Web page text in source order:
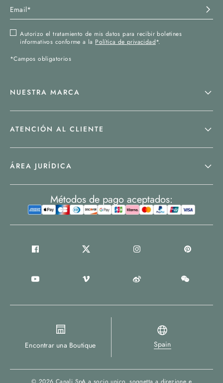
Autorizo el tratamiento de mis datos para recibir boletines
informativos conforme a la Política de privacidad*.
*Campos obligatorios
NUESTRA MARCA
ATENCIÓN AL CLIENTE
ÁREA JURÍDICA
Encontrar una Boutique Spain
Métodos de pago aceptados: